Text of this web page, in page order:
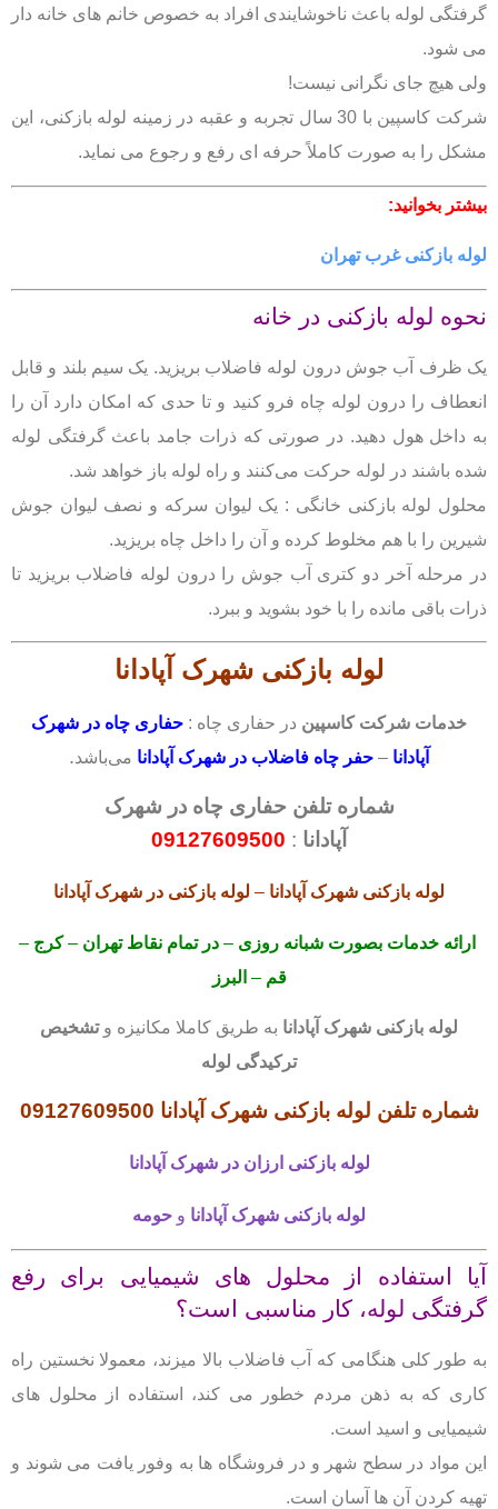
گرفتگی لوله باعث ناخوشایندی افراد به خصوص خانم های خانه دار
می شود.
ولی هیچ جای نگرانی نیست!
شرکت کاسپین با 30 سال تجربه و عقبه در زمینه لوله بازکنی، این
مشکل را به صورت کاملاً حرفه ای رفع و رجوع می نماید.
بیشتر بخوانید:
لوله بازکنی غرب تهران
نحوه لوله بازکنی در خانه
یک ظرف آب جوش درون لوله فاضلاب بریزید. یک سیم بلند و قابل
انعطاف را درون لوله چاه فرو کنید و تا حدی که امکان دارد آن را
به داخل هول دهید. در صورتی که ذرات جامد باعث گرفتگی لوله
شده باشند در لوله حرکت می‌کنند و راه لوله باز خواهد شد.
محلول لوله بازکنی خانگی : یک لیوان سرکه و نصف لیوان جوش
شیرین را با هم مخلوط کرده و آن را داخل چاه بریزید.
در مرحله آخر دو کتری آب جوش را درون لوله فاضلاب بریزید تا
ذرات باقی مانده را با خود بشوید و ببرد.
لوله بازکنی شهرک آپادانا
خدمات شرکت کاسپین در حفاری چاه : حفاری چاه در شهرک
آپادانا – حفر چاه فاضلاب در شهرک آپادانا می‌باشد.
شماره تلفن حفاری چاه در شهرک
آپادانا :
09127609500
لوله بازکنی شهرک آپادانا – لوله بازکنی در شهرک آپادانا
ارائه خدمات بصورت شبانه روزی – در تمام نقاط تهران –کرج –
قم – البرز
لوله بازکنی شهرک آپادانا به طریق کاملا مکانیزه وتشخیص
ترکیدگی لوله
شماره تلفن لوله بازکنی شهرک آپادانا 09127609500
لوله بازکنی ارزان در شهرک آپادانا
لوله بازکنی شهرک آپادانا و حومه
آیا استفاده از محلول های شیمیایی برای رفع
گرفتگی لوله، کار مناسبی است؟
به طور کلی هنگامی که آب فاضلاب بالا میزند، معمولا نخستین راه
کاری که به ذهن مردم خطور می کند، استفاده از محلول های
شیمیایی و اسید است.
این مواد در سطح شهر و در فروشگاه ها به وفور یافت می شوند و
تهیه کردن آن ها آسان است.